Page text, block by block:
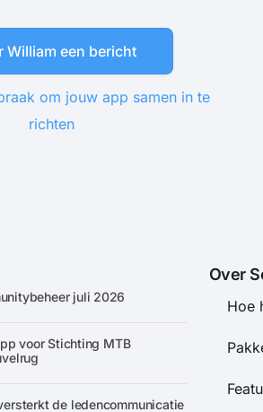
William een bericht
om jouw app samen in te
richten
juli 2026
voor Stichting MTB
de ledencommunicatie
Over
Hoe